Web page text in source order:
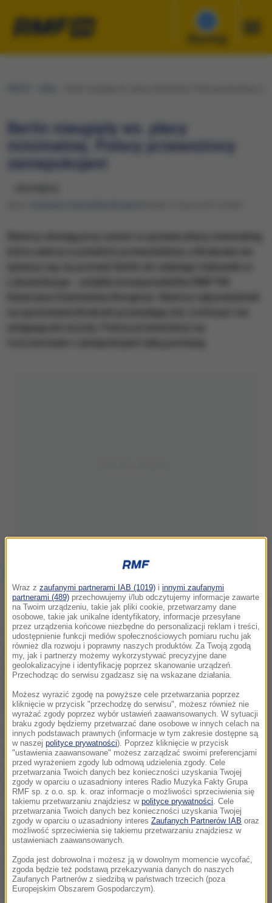
Słuchaj
Berlin nieugięty ws. płacy
minimalnej. Polscy przewoźnicy
zaniepokojeni
zdj. ilustracyjne
To wróży dalsze negocjacje Komisji z Niemcami,
które mogą długo potrwać- powiedział naszej
korespondentce po spotkaniu w Komisji Tadeusz
Przewoźników Drogowych w Polsce.
Także Bruksela ociąga się - samo tłumaczenie
dokumentu potrwa do połowy sierpnia. W związku z
urlopami prawnicy w Komisji zajmą się
analizowaniem go dopiero pod koniec miesiąca.
Informacja o tym, że Niemcy z niczego się nie
wycofują ma na razie wstępny charakter. Jeżeli
prawnicy ją potwierdzą, to Bruksela powinna wysłać
kolejne upomnienie, a potem skierować sprawę do
Trybunału UE w Luksemburgu.
Wraz z zaufanymi partnerami IAB (1019) i innymi zaufanymi
partnerami (489) przechowujemy i/lub odczytujemy informacje zawarte
na Twoim urządzeniu, takie jak pliki cookie, przetwarzamy dane
osobowe, takie jak unikalne identyfikatory, informacje przesyłane
przez urządzenia końcowe niezbędne do personalizacji reklam i treści,
udostępnienie funkcji mediów społecznościowych pomiaru ruchu jak
również dla rozwoju i poprawny naszych produktów. Za Twoją zgodą
my, jak i partnerzy możemy wykorzystywać precyzyjne dane
geolokalizacyjne i identyfikację poprzez skanowanie urządzeń.
Przechodząc do serwisu zgadzasz się na wskazane działania.
Możesz wyrazić zgodę na powyższe cele przetwarzania poprzez
kliknięcie w przycisk "przechodzę do serwisu", możesz również nie
wyrażać zgody poprzez wybór ustawień zaawansowanych. W sytuacji
braku zgody będziemy przetwarzać dane osobowe w innych celach na
innych podstawach prawnych (informacje w tym zakresie dostępne są
w naszej polityce prywatności). Poprzez kliknięcie w przycisk
"ustawienia zaawansowane" możesz zarządzać swoimi preferencjami
przed wyrażeniem zgody lub odmową udzielenia zgody. Cele
przetwarzania Twoich danych bez konieczności uzyskania Twojej
zgody w oparciu o uzasadniony interes Radio Muzyka Fakty Grupa
RMF sp. z o.o. sp. k. oraz informacje o możliwości sprzeciwienia się
takiemu przetwarzaniu znajdziesz w polityce prywatności . Cele
przetwarzania Twoich danych bez konieczności uzyskania Twojej
zgody w oparciu o uzasadniony interes Zaufanych Partnerów IAB oraz
możliwość sprzeciwienia się takiemu przetwarzaniu znajdziesz w
ustawieniach zaawansowanych.
Zgoda jest dobrowolna i możesz ją w dowolnym momencie wycofać,
zgoda będzie też podstawą przekazywania danych do naszych
Zaufanych Partnerów z siedzibą w państwach trzecich (poza
Europejskim Obszarem Gospodarczym).